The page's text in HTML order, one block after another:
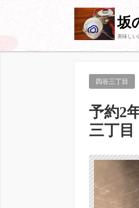
坂
美味しい
四谷三丁目
予約2
三丁目